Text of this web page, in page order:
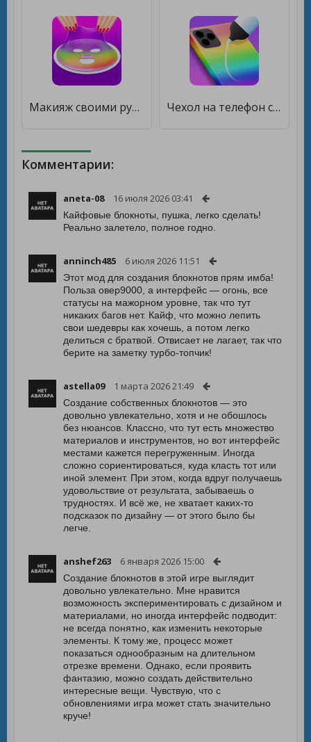
Макияж своими руками [Много монет] Чехол на телефон своими руками [Много денег]
Комментарии:
aneta-08 16 июля 2026 03:41
Кайфовые блокноты, пушка, легко сделать!
Реально залетело, полное годно.
anninch485 6 июля 2026 11:51
Этот мод для создания блокнотов прям имба!
Польза овер9000, а интерфейс — огонь, все
статусы на мажорном уровне, так что тут
никаких багов нет. Кайф, что можно лепить
свои шедевры как хочешь, а потом легко
делиться с братвой. Отвисает не лагает, так что
берите на заметку турбо-топчик!
astella09 1 марта 2026 21:49
Создание собственных блокнотов — это
довольно увлекательно, хотя и не обошлось
без нюансов. Классно, что тут есть множество
материалов и инструментов, но вот интерфейс
местами кажется перегруженным. Иногда
сложно сориентироваться, куда класть тот или
иной элемент. При этом, когда вдруг получаешь
удовольствие от результата, забываешь о
трудностях. И всё же, не хватает каких-то
подсказок по дизайну — от этого было бы
легче.
anshef263 6 января 2026 15:00
Создание блокнотов в этой игре выглядит
довольно увлекательно. Мне нравится
возможность экспериментировать с дизайном и
материалами, но иногда интерфейс подводит:
не всегда понятно, как изменить некоторые
элементы. К тому же, процесс может
показаться однообразным на длительном
отрезке времени. Однако, если проявить
фантазию, можно создать действительно
интересные вещи. Чувствую, что с
обновлениями игра может стать значительно
круче!